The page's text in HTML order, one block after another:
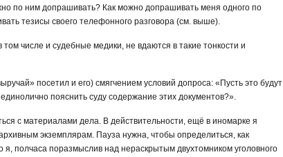
по ним допрашивать? Как можно допрашивать меня одного по
тезисы своего телефонного разговора (см. выше).
числе и судебные медики, не вдаются в такие тонкости и
посетил и его) смягчением условий допроса: «Пусть это будут
пояснить суду содержание этих документов?».
с материалами дела. В действительности, ещё в иномарке я
экземплярам. Пауза нужна, чтобы определиться, как
полчаса поразмыслив над нераскрытым двухтомником уголовного